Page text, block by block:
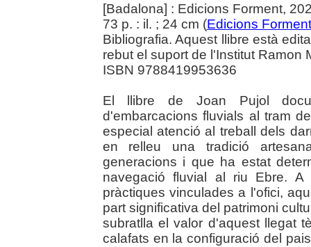
[Badalona] : Edicions Forment,
73 p. : il. ; 24 cm (Edicions Forment
Bibliografia. Aquest llibre està
rebut el suport de l'Institut Ramon
ISBN 9788419953636
El llibre de Joan Pujol
d'embarcacions fluvials al tram
especial atenció al treball dels
en relleu una tradició
generacions i que ha estat
navegació fluvial al riu Ebre.
pràctiques vinculades a l'ofici,
part significativa del patrimoni
subratlla el valor d'aquest llegat
calafats en la configuració del